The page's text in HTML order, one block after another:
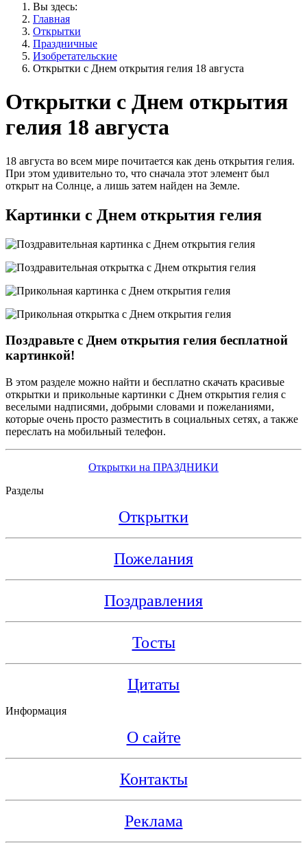
Вы здесь:
Главная
Открытки
Праздничные
Изобретательские
Открытки с Днем открытия гелия 18 августа
Открытки с Днем открытия
гелия 18 августа
18 августа во всем мире почитается как день открытия гелия.
При этом удивительно то, что сначала этот элемент был
открыт на Солнце, а лишь затем найден на Земле.
Картинки с Днем открытия гелия
Поздравьте с Днем открытия гелия бесплатной
картинкой!
В этом разделе можно найти и бесплатно скачать красивые
открытки и прикольные картинки с Днем открытия гелия с
веселыми надписями, добрыми словами и пожеланиями,
которые очень просто разместить в социальных сетях, а также
переслать на мобильный телефон.
Открытки на ПРАЗДНИКИ
Разделы
Открытки
Пожелания
Поздравления
Тосты
Цитаты
Информация
О сайте
Контакты
Реклама